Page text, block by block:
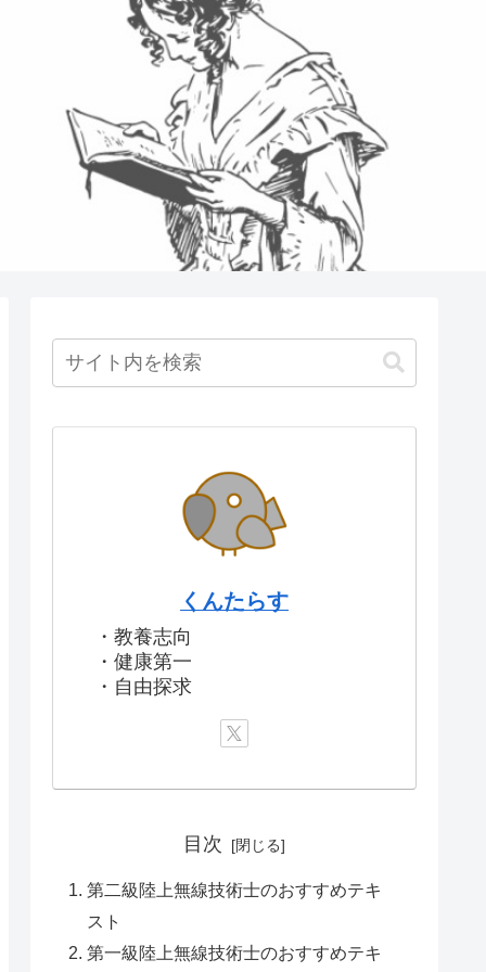
くんたらす
・教養志向
・健康第一
・自由探求
目次
第二級陸上無線技術士のおすすめテキ
スト
第一級陸上無線技術士のおすすめテキ